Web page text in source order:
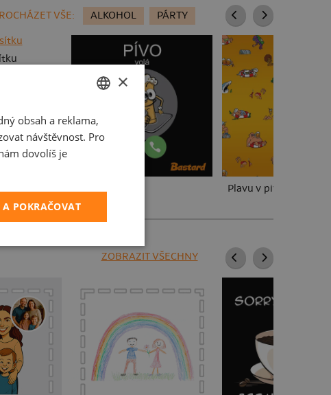
VŠE: ALKOHOL PÁRTY
Plavu v pivu
ZOBRAZIT VŠECHNY
CZECH
SLOVAK
×
obsah a reklama,
návštěvnost. Pro
dovolíš je
POKRAČOVAT